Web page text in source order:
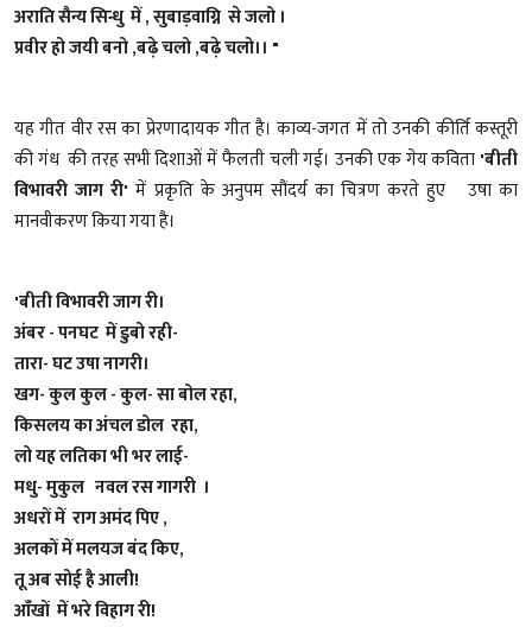
अराति सैन्य सिन्धु में , सुबाड़वाग्नि से जलो ।
प्रवीर हो जयी बनो ,बढ़े चलो ,बढ़े चलो।। "
यह गीत वीर रस का प्रेरणादायक गीत है। काव्य-जगत में तो उनकी कीर्ति कस्तूरी
की गंध की तरह सभी दिशाओं में फैलती चली गई। उनकी एक गेय कविता 'बीती
विभावरी जाग री' में प्रकृति के अनुपम सौंदर्य का चित्रण करते हुए उषा का
मानवीकरण किया गया है।
'बीती विभावरी जाग री।
अंबर - पनघट में डुबो रही-
तारा- घट उषा नागरी।
खग- कुल कुल - कुल- सा बोल रहा,
किसलय का अंचल डोल रहा,
लो यह लतिका भी भर लाई-
मधु- मुकुल नवल रस गागरी ।
अधरों में राग अमंद पिए ,
अलकों में मलयज बंद किए,
तू अब सोई है आली!
आँखों में भरे विहाग री!